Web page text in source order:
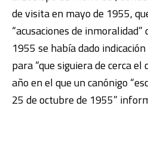
de visita en mayo de 1955,
“acusaciones de
1955 se había dado
para “que siguiera de cerca
año en el que un canónigo
25 de octubre de 1955”